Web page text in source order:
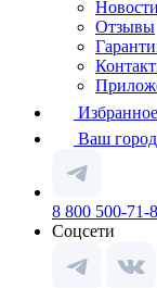
Новости
Отзывы
Избранное
Ваш
8 800 500-71-
Соцсети